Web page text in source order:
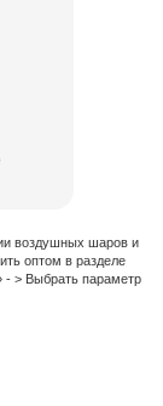
воздушных шаров и
оптом в разделе
- > Выбрать параметр